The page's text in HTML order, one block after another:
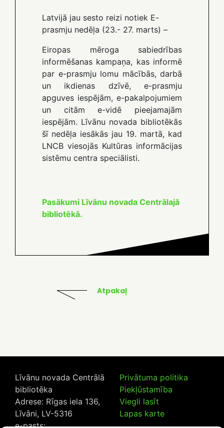
Latvijā jau sesto reizi notiek E-
prasmju nedēļa (23.- 27. marts) –
Eiropas mēroga sabiedrības
informēšanas kampaņa, kas informē
par e-prasmju lomu mācībās, darbā
un ikdienas dzīvē, e-prasmju
apguves iespējām, e-pakalpojumiem
un citām e-vidē pieejamajām
iespējām. Līvānu novada bibliotēkās
šī nedēļa iesākās jau 19. martā, kad
LNCB viesojās Kultūras informācijas
sistēmu centra speciālisti.
Pasākumi Līvānu novada Centrālajā
bibliotēkā.
Atpakaļ
Līvānu novada Centrālā
bibliotēka
Adrese: Rīgas iela 136,
Līvāni, LV-5316
e-pasts:
Privātuma politika
Piekļūstamība
Viegli lasīt
Lapas karte